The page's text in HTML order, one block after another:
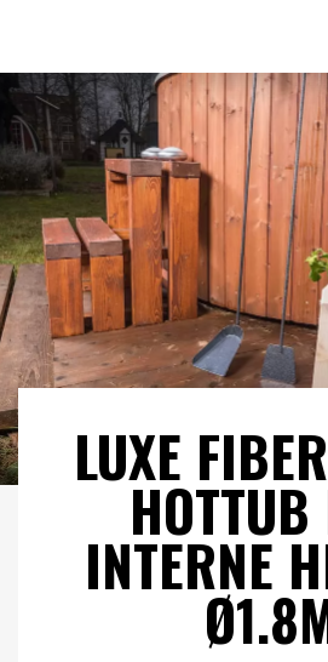
Shop
Over ons
Referenties
Service
Blogs
B2B
Mijn accountLUXE
HOTTUB
INTERNE